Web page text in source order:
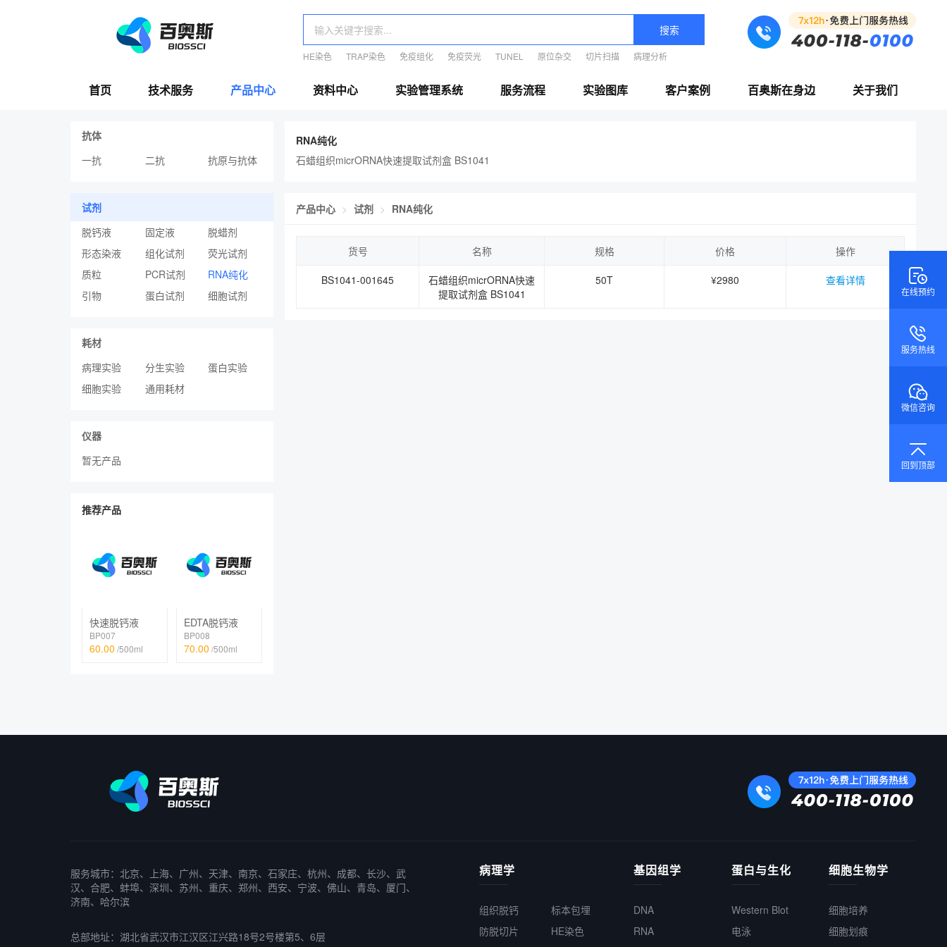
搜索
HE染色 TRAP染色 免疫组化 免疫荧光 TUNEL 原位杂交 切片扫描 病理分析
首页 技术服务 产品中心 资料中心 实验管理系统 服务流程 实验图库 客户案例 百奥斯在身边 关于我们
抗体
一抗
二抗 抗原与抗体
试剂
脱钙液
固定液
脱蜡剂
形态染液
组化试剂
荧光试剂
质粒
PCR试剂
RNA纯化
引物
蛋白试剂 细胞试剂
耗材
病理实验
分生实验
蛋白实验
细胞实验
通用耗材
仪器
暂无产品
推荐产品
快速脱钙液
BP007
60.00 /500ml
EDTA脱钙液
BP008
70.00 /500ml
RNA纯化
石蜡组织micrORNA快速提取试剂盒 BS1041
产品中心 试剂 RNA纯化
货号 名称 规格 价格 操作
BS1041-001645
石蜡组织micrORNA快速
提取试剂盒 BS1041
50T ¥2980 查看详情
服务城市：北京、上海、广州、天津、南京、石家庄、杭州、成都、长沙、武
汉、合肥、蚌埠、深圳、苏州、重庆、郑州、西安、宁波、佛山、青岛、厦门、
济南、哈尔滨
总部地址：湖北省武汉市江汉区江兴路18号2号楼第5、6层
病理学
组织脱钙
标本包埋
防脱切片
HE染色
基因组学
DNA
RNA
蛋白与生化
Western Blot
电泳
细胞生物学
细胞培养
细胞划痕
在线预约
服务热线
微信咨询
回到顶部